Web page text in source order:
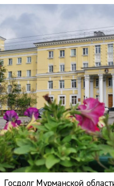
Госдолг Мурманской